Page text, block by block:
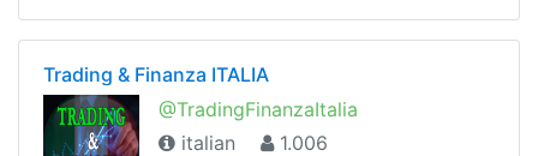
Trading & Finanza ITALIA
@TradingFinanzaItalia
italian
1.006